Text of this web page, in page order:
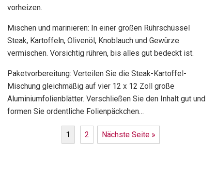
vorheizen.
Mischen und marinieren: In einer großen Rührschüssel
Steak, Kartoffeln, Olivenöl, Knoblauch und Gewürze
vermischen. Vorsichtig rühren, bis alles gut bedeckt ist.
Paketvorbereitung: Verteilen Sie die Steak-Kartoffel-
Mischung gleichmäßig auf vier 12 x 12 Zoll große
Aluminiumfolienblätter. Verschließen Sie den Inhalt gut und
formen Sie ordentliche Folienpäckchen…
1 2 Nächste Seite »